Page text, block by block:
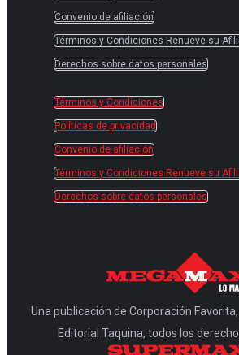
Convenio de afiliación
Términos y Condiciones Renueve su
Derechos sobre datos personales
Términos y Condiciones
Políticas de privacidad
Convenio de afiliación
Términos y Condiciones Renueve su
Derechos sobre datos personales
Una publicación de Corporación
Editorial Taquina, todos los